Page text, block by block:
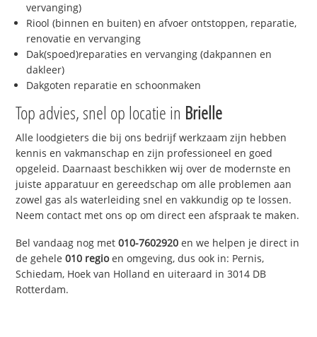
vervanging)
Riool (binnen en buiten) en afvoer ontstoppen, reparatie,
renovatie en vervanging
Dak(spoed)reparaties en vervanging (dakpannen en
dakleer)
Dakgoten reparatie en schoonmaken
Top advies, snel op locatie in Brielle
Alle loodgieters die bij ons bedrijf werkzaam zijn hebben
kennis en vakmanschap en zijn professioneel en goed
opgeleid. Daarnaast beschikken wij over de modernste en
juiste apparatuur en gereedschap om alle problemen aan
zowel gas als waterleiding snel en vakkundig op te lossen.
Neem contact met ons op om direct een afspraak te maken.
Bel vandaag nog met010-7602920 en we helpen je direct in
de gehele010 regioen omgeving, dus ook in: Pernis,
Schiedam, Hoek van Holland en uiteraard in 3014 DB
Rotterdam.